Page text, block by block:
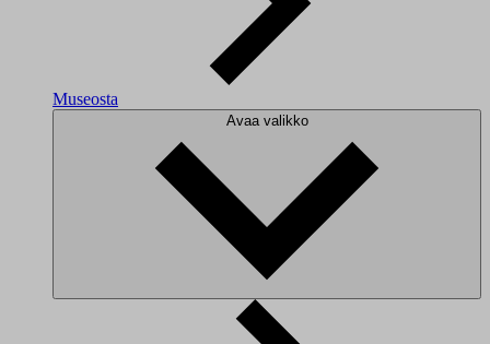
Museosta
Avaa valikko